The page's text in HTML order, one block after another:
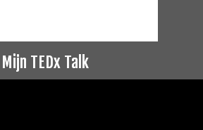
Mijn TEDx Talk